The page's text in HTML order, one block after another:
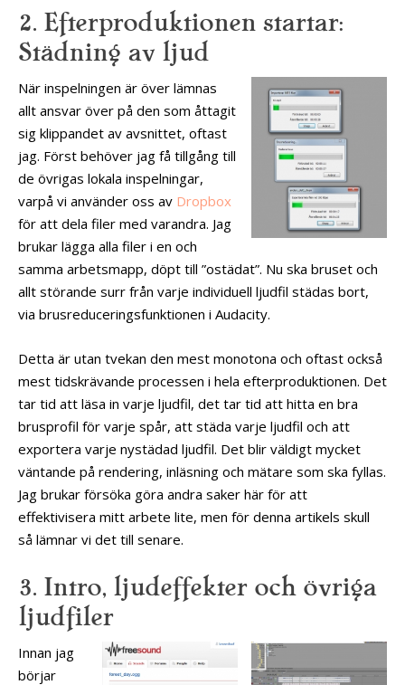
2. Efterproduktionen startar:
Städning av ljud
När inspelningen är över lämnas
allt ansvar över på den som åttagit
sig klippandet av avsnittet, oftast
jag. Först behöver jag få tillgång till
de övrigas lokala inspelningar,
varpå vi använder oss av Dropbox
för att dela filer med varandra. Jag
brukar lägga alla filer i en och
samma arbetsmapp, döpt till ”ostädat”. Nu ska bruset och
allt störande surr från varje individuell ljudfil städas bort,
via brusreduceringsfunktionen i Audacity.
Detta är utan tvekan den mest monotona och oftast också
mest tidskrävande processen i hela efterproduktionen. Det
tar tid att läsa in varje ljudfil, det tar tid att hitta en bra
brusprofil för varje spår, att städa varje ljudfil och att
exportera varje nystädad ljudfil. Det blir väldigt mycket
väntande på rendering, inläsning och mätare som ska fyllas.
Jag brukar försöka göra andra saker här för att
effektivisera mitt arbete lite, men för denna artikels skull
så lämnar vi det till senare.
3. Intro, ljudeffekter och övriga
ljudfiler
Innan jag
börjar